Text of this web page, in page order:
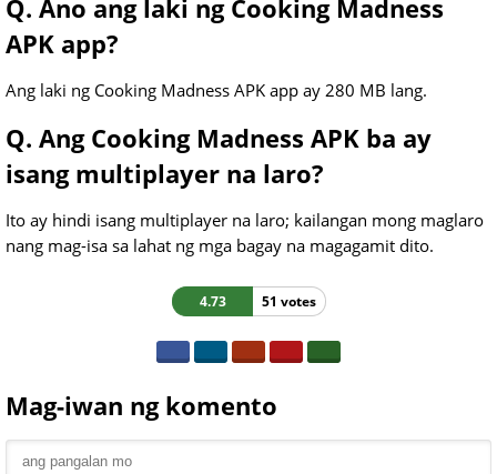
Q. Ano ang laki ng Cooking Madness
APK app?
Ang laki ng Cooking Madness APK app ay 280 MB lang.
Q. Ang Cooking Madness APK ba ay
isang multiplayer na laro?
Ito ay hindi isang multiplayer na laro; kailangan mong maglaro
nang mag-isa sa lahat ng mga bagay na magagamit dito.
4.73 51 votes
Mag-iwan ng komento